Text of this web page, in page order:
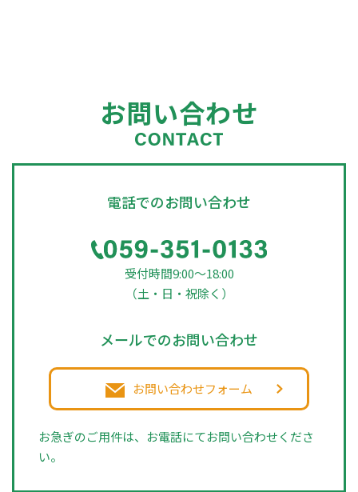
お問い合わせ
電話でのお問い合わせ
受付時間9:00～18:00
（土・日・祝除く）
メールでのお問い合わせ
お問い合わせフォーム
お急ぎのご用件は、お電話にてお問い合わせくださ
い。